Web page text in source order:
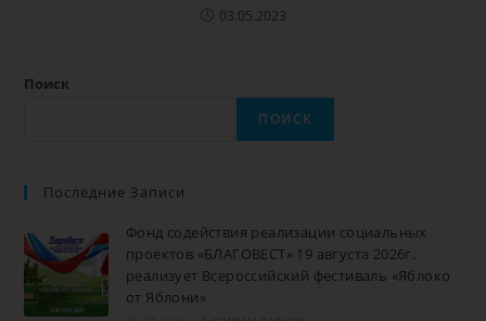
03.05.2023
Поиск
ПОИСК
Последние Записи
Фонд содействия реализации социальных
проектов «БЛАГОВЕСТ» 19 августа 2026г.
реализует Всероссийский фестиваль «Яблоко
от Яблони»